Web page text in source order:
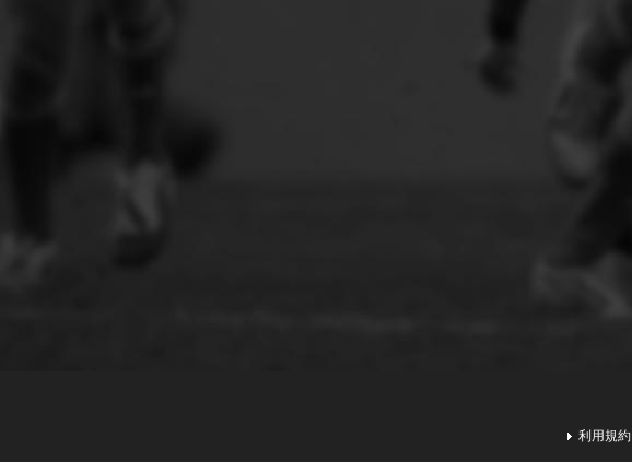
利用規約